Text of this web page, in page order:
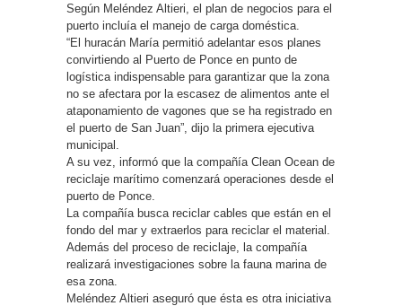
Según Meléndez Altieri, el plan de negocios para el
puerto incluía el manejo de carga doméstica.
“El huracán María permitió adelantar esos planes
convirtiendo al Puerto de Ponce en punto de
logística indispensable para garantizar que la zona
no se afectara por la escasez de alimentos ante el
ataponamiento de vagones que se ha registrado en
el puerto de San Juan”, dijo la primera ejecutiva
municipal.
A su vez, informó que la compañía Clean Ocean de
reciclaje marítimo comenzará operaciones desde el
puerto de Ponce.
La compañía busca reciclar cables que están en el
fondo del mar y extraerlos para reciclar el material.
Además del proceso de reciclaje, la compañía
realizará investigaciones sobre la fauna marina de
esa zona.
Meléndez Altieri aseguró que ésta es otra iniciativa